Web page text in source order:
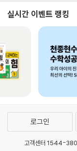
실시간 이벤트 랭킹
로그인
고객센터 1544-